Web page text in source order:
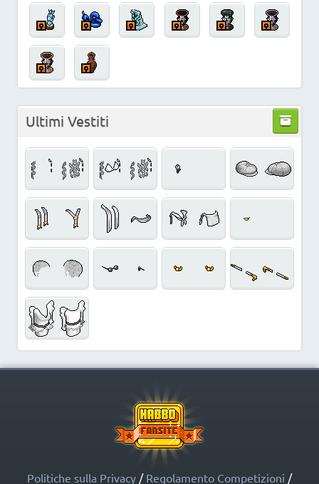
Ultimi Vestiti
Politiche sulla Privacy / Regolamento Competizioni /